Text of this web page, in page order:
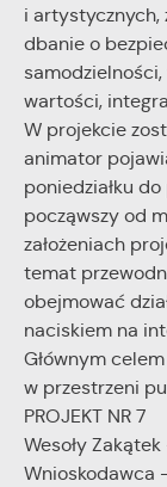
i artystycznych,
dbanie o
wartości,
W projekcie
animator
poniedziałku
począwszy od
założeniach
temat
obejmować
naciskiem na
Głównym
w przestrzeni
PROJEKT NR 7
Wesoły
Wnioskodawca